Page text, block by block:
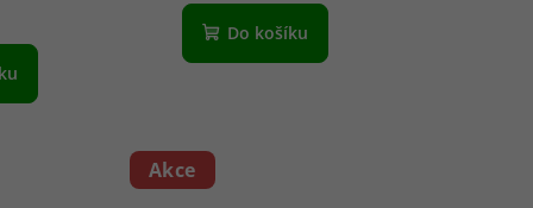
Do košíku
Akce